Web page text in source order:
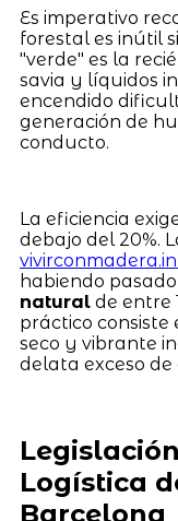
Es imperativo
forestal es inútil
"verde" es la
savia y líquidos
encendido
generación de
conducto.
La eficiencia
debajo del 20%.
habiendo
naturalde entre
práctico consiste
seco y vibrante
delata exceso de
Logística
Barcelona